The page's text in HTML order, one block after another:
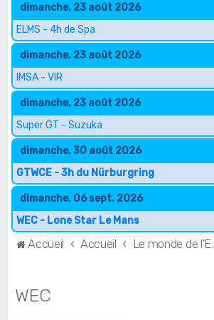
dimanche, 23 août 2026
ELMS - 4h de Spa
dimanche, 23 août 2026
IMSA - VIR
dimanche, 23 août 2026
Super GT - Suzuka
dimanche, 30 août 2026
GTWCE - 3h du Nürburgring
dimanche, 06 sept. 2026
WEC - Lone Star Le Mans
Accueil Accueil
WEC